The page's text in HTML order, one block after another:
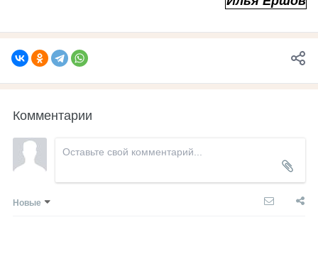
Комментарии
Новые